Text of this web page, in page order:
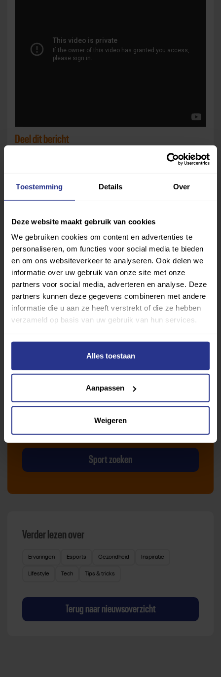
Toestemming Details Over
Deze website maakt gebruik van cookies
We gebruiken cookies om content en advertenties te
personaliseren, om functies voor social media te bieden
en om ons websiteverkeer te analyseren. Ook delen we
informatie over uw gebruik van onze site met onze
partners voor social media, adverteren en analyse. Deze
partners kunnen deze gegevens combineren met andere
informatie die u aan ze heeft verstrekt of die ze hebben
verzameld op basis van uw gebruik van hun services.
Alles toestaan
Aanpassen
Weigeren
Deel dit bericht
Vind jouw sport
Van atletiek tot zwemmen: met onze Sportzoeker
vind je gemakkelijk jouw favoriete sport of activiteit.
Met meer dan 4250 sportclubs is er altijd een sport
die bij je past.
Sport zoeken
Verder lezen over
Ervaringen Esports Gezondheid Inspiratie
Lifestyle Tech Tips & tricks
Terug naar nieuwsoverzicht